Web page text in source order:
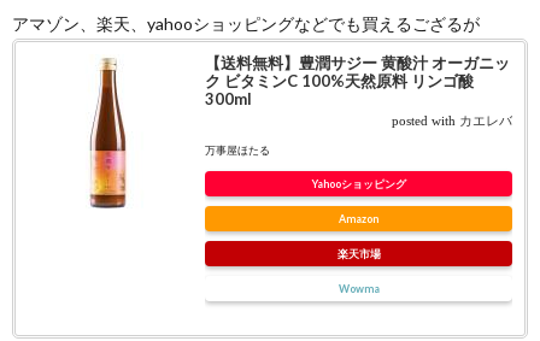
アマゾン、楽天、yahooショッピングなどでも買えるござるが
【送料無料】豊潤サジー 黄酸汁 オーガニッ
ク ビタミンC 100%天然原料 リンゴ酸
300ml
posted with カエレバ
万事屋ほたる
Yahooショッピング
Amazon
楽天市場
Wowma